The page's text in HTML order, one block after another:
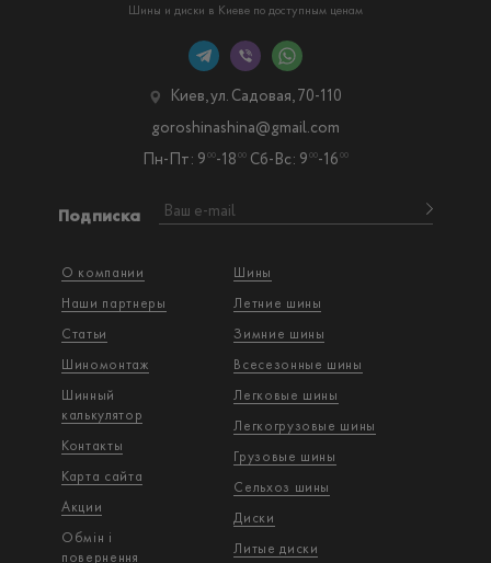
Шины и диски в Киеве по доступным ценам
О компании
Наши партнеры
Статьи
Шиномонтаж
Шинный
калькулятор
Контакты
Карта сайта
Акции
Обмін і
повернення
Шины
Летние шины
Зимние шины
Всесезонные шины
Легковые шины
Легкогрузовые шины
Грузовые шины
Сельхоз шины
Диски
Литые диски
Подписка
Киев, ул. Садовая, 70-110
Пн-Пт: 9 00-18 00 Сб-Вс: 9 00-16 00
goroshinashina@gmail.com